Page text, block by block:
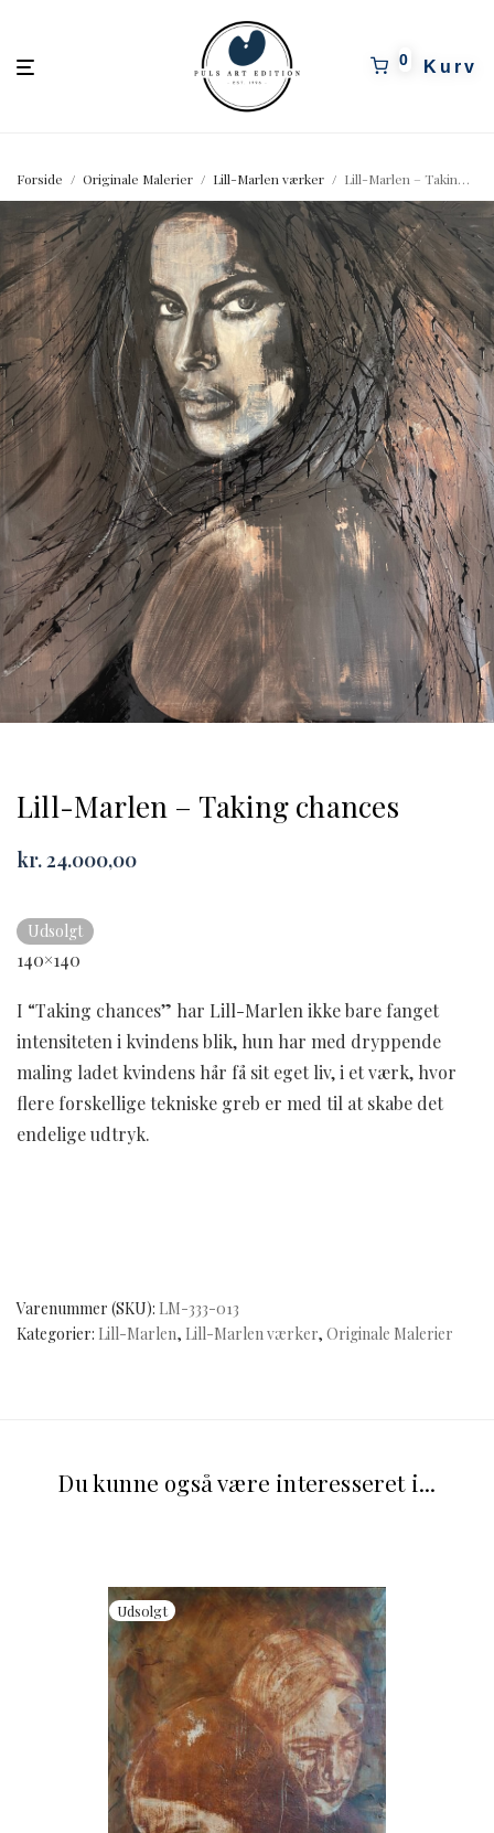
0
Forside / Originale Malerier / Lill-Marlen værker / Lill-Marlen – Taking chances
Lill-Marlen – Taking chances
kr.24.000,00
Udsolgt
140×140
I “Taking chances” har Lill-Marlen ikke bare fanget
intensiteten i kvindens blik, hun har med dryppende
maling ladet kvindens hår få sit eget liv, i et værk, hvor
flere forskellige tekniske greb er med til at skabe det
endelige udtryk.
Varenummer (SKU): LM-333-013
Kategorier: Lill-Marlen, Lill-Marlen værker, Originale Malerier
Du kunne også være interesseret i...